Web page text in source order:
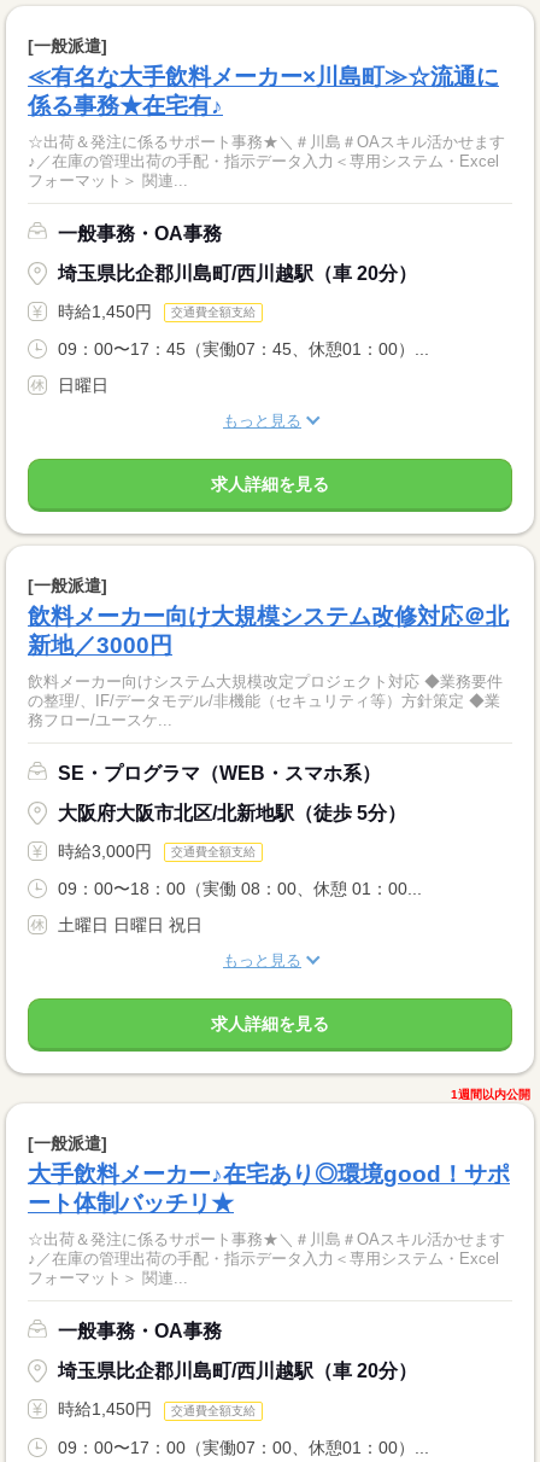
[一般派遣]
≪有名な大手飲料メーカー×川島町≫☆流通に
係る事務★在宅有♪
☆出荷＆発注に係るサポート事務★＼＃川島＃OAスキル活かせます
♪／在庫の管理出荷の手配・指示データ入力＜専用システム・Excel
フォーマット＞ 関連...
一般事務・OA事務
埼玉県比企郡川島町/西川越駅（車 20分）
時給1,450円 交通費全額支給
09：00〜17：45（実働07：45、休憩01：00）...
日曜日
もっと見る
求人詳細を見る
[一般派遣]
飲料メーカー向け大規模システム改修対応＠北
新地／3000円
飲料メーカー向けシステム大規模改定プロジェクト対応 ◆業務要件
の整理/、IF/データモデル/非機能（セキュリティ等）方針策定 ◆業
務フロー/ユースケ...
SE・プログラマ（WEB・スマホ系）
大阪府大阪市北区/北新地駅（徒歩 5分）
時給3,000円 交通費全額支給
09：00〜18：00（実働 08：00、休憩 01：00...
土曜日 日曜日 祝日
もっと見る
求人詳細を見る
1週間以内公開
[一般派遣]
大手飲料メーカー♪在宅あり◎環境good！サポ
ート体制バッチリ★
☆出荷＆発注に係るサポート事務★＼＃川島＃OAスキル活かせます
♪／在庫の管理出荷の手配・指示データ入力＜専用システム・Excel
フォーマット＞ 関連...
一般事務・OA事務
埼玉県比企郡川島町/西川越駅（車 20分）
時給1,450円 交通費全額支給
09：00〜17：00（実働07：00、休憩01：00）...